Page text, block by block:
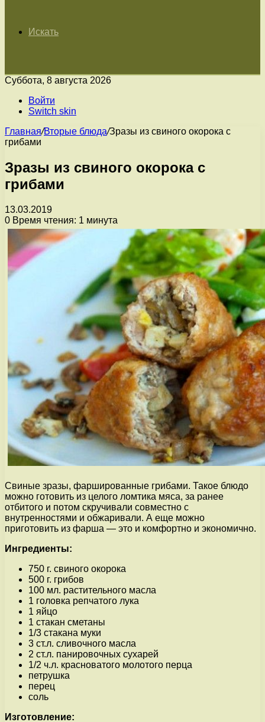
Искать
Суббота, 8 августа 2026
Войти
Switch skin
Главная/Вторые блюда/Зразы из свиного окорока с
грибами
Зразы из свиного окорока с
грибами
13.03.2019
0 Время чтения: 1 минута
Свиные зразы, фаршированные грибами. Такое блюдо
можно готовить из целого ломтика мяса, за ранее
отбитого и потом скручивали совместно с
внутренностями и обжаривали. А еще можно
приготовить из фарша — это и комфортно и экономично.
Ингредиенты:
750 г. свиного окорока
500 г. грибов
100 мл. растительного масла
1 головка репчатого лука
1 яйцо
1 стакан сметаны
1/3 стакана муки
3 ст.л. сливочного масла
2 ст.л. панировочных сухарей
1/2 ч.л. красноватого молотого перца
петрушка
перец
соль
Изготовление: